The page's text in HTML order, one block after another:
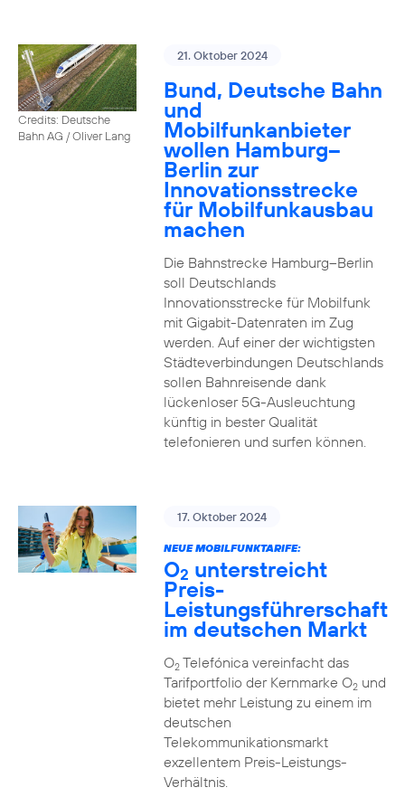
Credits: Deutsche
Bahn AG / Oliver Lang
21. Oktober 2024
Bund, Deutsche Bahn
und
Mobilfunkanbieter
wollen Hamburg–
Berlin zur
Innovationsstrecke
für Mobilfunkausbau
machen
Die Bahnstrecke Hamburg–Berlin
soll Deutschlands
Innovationsstrecke für Mobilfunk
mit Gigabit-Datenraten im Zug
werden. Auf einer der wichtigsten
Städteverbindungen Deutschlands
sollen Bahnreisende dank
lückenloser 5G-Ausleuchtung
künftig in bester Qualität
telefonieren und surfen können.
17. Oktober 2024
NEUE MOBILFUNKTARIFE:
O2 unterstreicht
Preis-
Leistungsführerschaft
im deutschen Markt
O2Telefónica vereinfacht das
Tarifportfolio der Kernmarke O2und
bietet mehr Leistung zu einem im
deutschen
Telekommunikationsmarkt
exzellentem Preis-Leistungs-
Verhältnis.